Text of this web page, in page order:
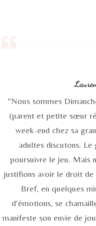
"Nous sommes
(parent et petite sœur
week-end chez sa
adultes discutons.
poursuivre le jeu. Mais
justifions avoir le droit de
Bref, en quelques
d'émotions, se
manifeste son envie de